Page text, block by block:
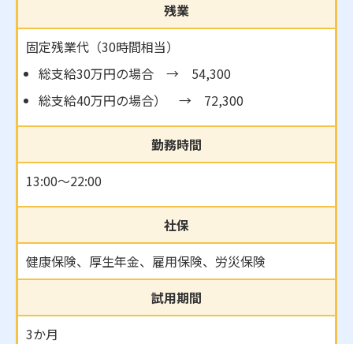
残業
固定残業代（30時間相当）
総支給30万円の場合 → 54,300
総支給40万円の場合） → 72,300
勤務時間
13:00～22:00
社保
健康保険、厚生年金、雇用保険、労災保険
試用期間
3か月